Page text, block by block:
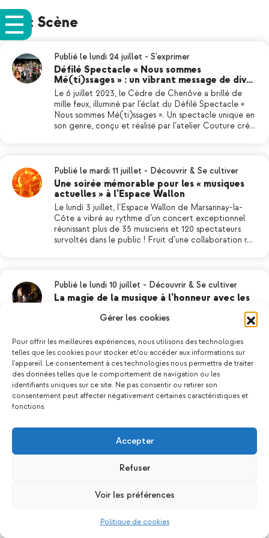
Gérer les cookies
Pour offrir les meilleures expériences, nous utilisons des technologies
telles que les cookies pour stocker et/ou accéder aux informations sur
l'appareil. Le consentement à ces technologies nous permettra de traiter
des données telles que le comportement de navigation ou les
identifiants uniques sur ce site. Ne pas consentir ou retirer son
consentement peut affecter négativement certaines caractéristiques et
fonctions.
Accepter
Refuser
Voir les préférences
Politique de cookies
Tag: Scène
Publié le lundi 24 juillet - S’exprimer
Défilé Spectacle « Nous sommes
Mé(ti)ssages » : un vibrant message de div…
Le 6 juillet 2023, le Cèdre de Chenôve a brillé de
mille feux, illuminé par l’éclat du Défilé Spectacle «
Nous sommes Mé(ti)ssages ». Un spectacle unique en
son genre, conçu et réalisé par l’atelier Couture cré…
Publié le mardi 11 juillet - Découvrir & Se cultiver
Une soirée mémorable pour les « musiques
actuelles » à l’Espace Wallon
Le lundi 3 juillet, l’Espace Wallon de Marsannay-la-
Côte a vibré au rythme d’un concert exceptionnel
réunissant plus de 35 musiciens et 120 spectateurs
survoltés dans le public ! Fruit d’une collaboration r…
Publié le lundi 10 juillet - Découvrir & Se cultiver
La magie de la musique à l’honneur avec les
Les Maisons Pop a eu le plaisir d’accueillir le 29 juin
scène les élèves de Frédéric Jacqmin. Le talent, la
passion et la fierté ont brillé lors de ce début de soi…
Publié le vendredi 07 juillet-S’exprimer
Les 19 et 20 juin derniers, la finale du Trophée
d’impro organisée par la Fondation Culture &
Diversité s’est tenue à Paris. Les Maisons Pop ont eu
l’immense plaisir d’accompagner des élèves des deu…